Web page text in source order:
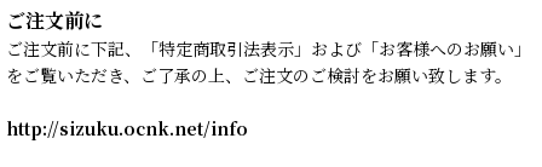
ご注文前に
ご注文前に下記、「特定商取引法表示」および「お客様へのお願い」
をご覧いただき、ご了承の上、ご注文のご検討をお願い致します。
http://sizuku.ocnk.net/info